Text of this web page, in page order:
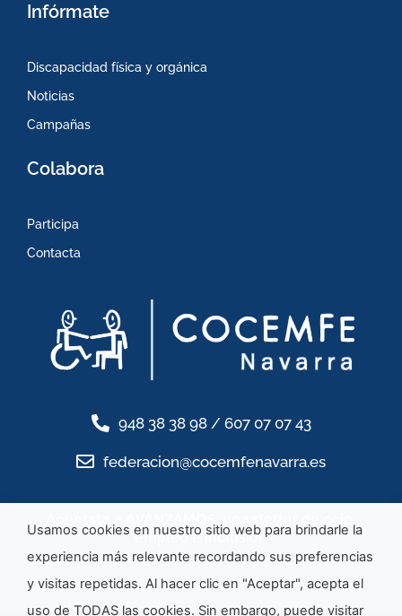
Infórmate
Discapacidad física y orgánica
Noticias
Campañas
Colabora
Participa
Contacta
948 38 38 98 / 607 07 07 43
federacion@cocemfenavarra.es
empleo e inclusión
Usamos cookies en nuestro sitio web para brindarle la
experiencia más relevante recordando sus preferencias
y visitas repetidas. Al hacer clic en "Aceptar", acepta el
uso de TODAS las cookies. Sin embargo, puede visitar